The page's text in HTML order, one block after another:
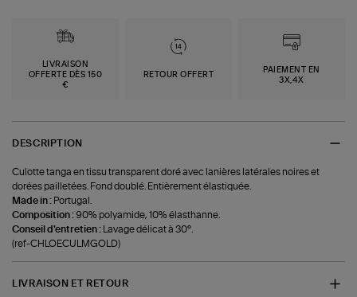
LIVRAISON
OFFERTE DÈS 150
€
RETOUR OFFERT
PAIEMENT EN
3X,4X
DESCRIPTION
Culotte tanga en tissu transparent doré avec lanières latérales noires et
dorées pailletées. Fond doublé. Entièrement élastiquée.
Made in : Portugal.
Composition : 90% polyamide, 10% élasthanne.
Conseil d'entretien : Lavage délicat à 30°.
(ref-CHLOECULMGOLD)
LIVRAISON ET RETOUR